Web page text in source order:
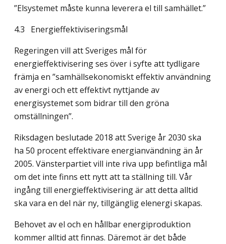
”Elsystemet måste kunna leverera el till samhället.”
4.3 Energieffektiviseringsmål
Regeringen vill att Sveriges mål för
energieffektivisering ses över i syfte att tydligare
främja en ”samhällsekonomiskt effektiv användning
av energi och ett effektivt nyttjande av
energisystemet som bidrar till den gröna
omställningen”.
Riksdagen beslutade 2018 att Sverige år 2030 ska
ha 50 procent effektivare energi­användning än år
2005. Vänsterpartiet vill inte riva upp befintliga mål
om det inte finns ett nytt att ta ställning till. Vår
ingång till energieffektivisering är att detta alltid
ska vara en del när ny, tillgänglig elenergi skapas.
Behovet av el och en hållbar energiproduktion
kommer alltid att finnas. Däremot är det både